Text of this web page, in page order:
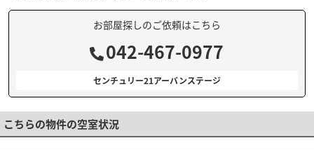
お部屋探しのご依頼はこちら
042-467-0977
センチュリー21アーバンステージ
こちらの物件の空室状況